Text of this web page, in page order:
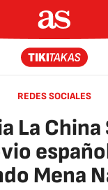
REDES SOCIALES
La China
Mena